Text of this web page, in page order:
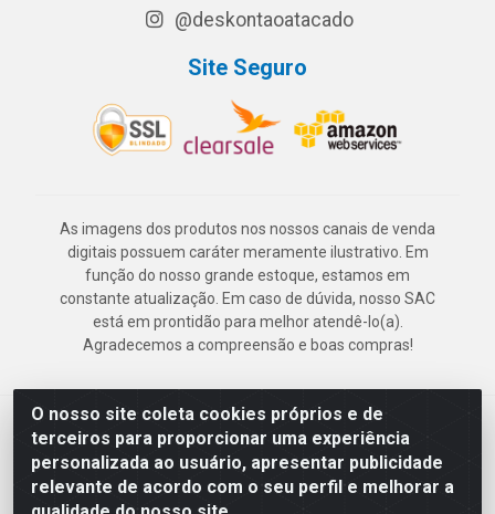
O nosso site coleta cookies próprios e de
terceiros para proporcionar uma experiência
personalizada ao usuário, apresentar publicidade
relevante de acordo com o seu perfil e melhorar a
@deskontaoatacado
Site Seguro
As imagens dos produtos nos nossos canais de venda
digitais possuem caráter meramente ilustrativo. Em
função do nosso grande estoque, estamos em
constante atualização. Em caso de dúvida, nosso SAC
está em prontidão para melhor atendê-lo(a).
Agradecemos a compreensão e boas compras!
Deskontão Atacado - Av. Marechal Mascarenhas de Morais, 2471 -
Imbiribeira - Recife/PE - CEP 51.150-001 - CNPJ 24.150.377/0003-
57